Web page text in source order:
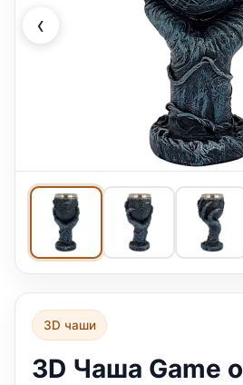
‹
3D чаши
3D Чаша Game